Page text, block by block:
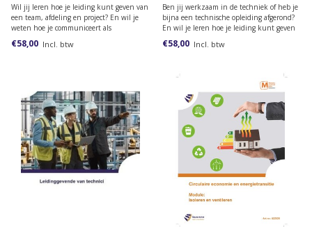
(papieren versie)
Wil jij leren hoe je leiding kunt geven van
een team, afdeling en project? En wil je
weten hoe je communiceert als
leidinggevende? Bestel dan deze module
van het lesmateriaal van de opleiding
€58,00 Incl. btw
Ben jij werkzaam in de techniek of heb je
bijna een technische opleiding afgerond?
En wil je leren hoe je leiding kunt geven
aan een team binnen een technisch
bedrijf? Bestel dan deze module van de
€58,00 Incl. btw